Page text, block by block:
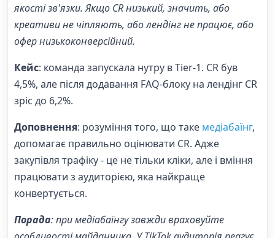
якості зв'язки. Якщо CR низький, значить, або
креативи не чіпляють, або лендінг не працює, або
офер низькоконверсійний.
Кейс: команда запускала нутру в Tier-1. CR був
4,5%, але після додавання FAQ-блоку на лендінг CR
зріс до 6,2%.
Доповнення: розуміння того, що таке медіабаїнг,
допомагає правильно оцінювати CR. Адже
закупівля трафіку - це не тільки кліки, але і вміння
працювати з аудиторією, яка найкраще
конвертується.
Порада: при медіабаїнгу завжди враховуйте